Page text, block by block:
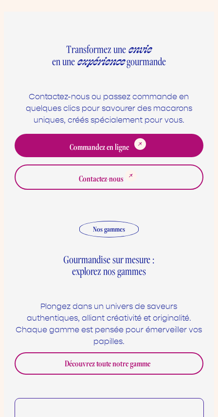
Transformez uneenvie
en uneexpériencegourmande
Contactez-nous ou passez commande en
quelques clics pour savourer des macarons
uniques, créés spécialement pour vous.
Commandez en ligne
Contactez-nous
Nos gammes
Gourmandise sur mesure :
explorez nos gammes
Plongez dans un univers de saveurs
authentiques, alliant créativité et originalité.
Chaque gamme est pensée pour émerveiller vos
papilles.
Découvrez toute notre gamme